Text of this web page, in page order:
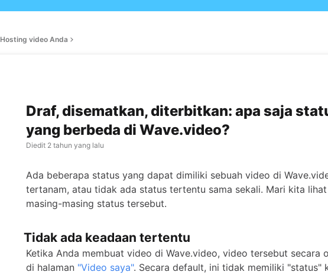
Hosting video Anda
Draf, disematkan, diterbitkan: apa saja
yang berbeda di Wave.video?
Diedit 2 tahun yang lalu
Ada beberapa status yang dapat dimiliki sebuah video di
tertanam, atau tidak ada status tertentu sama sekali. Mari kita
masing-masing status tersebut.
Tidak ada keadaan tertentu
Ketika Anda membuat video di Wave.video, video tersebut secara
di halaman "Video saya". Secara default, ini tidak memiliki "status"